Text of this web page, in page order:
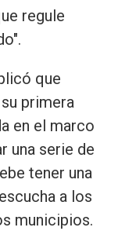
regule
que
primera
en el marco
una serie de
tener una
a los
municipios.